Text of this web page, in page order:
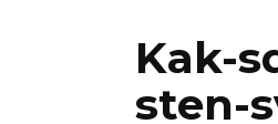
Kak-
sten-